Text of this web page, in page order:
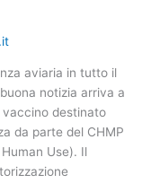
aviaria in tutto il
notizia arriva a
destinato
da parte del CHMP
Use). Il